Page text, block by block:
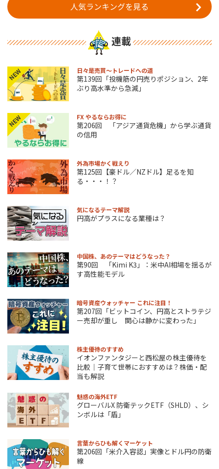
人気ランキングを見る
連載
NEW 日々是売買～トレードへの道
第139回「投機筋の円売りポジション、2年
ぶり高水準から急減」
NEW FX やるならお得に
第206回 「アジア通貨危機」から学ぶ通貨
の信用
外為市場かく戦えり
第125回【豪ドル／NZドル】足るを知
る・・・！？
気になるテーマ解説
円高がプラスになる業種は？
中国株、あのテーマはどうなった？
第90回 「Kimi K3」：米中AI相場を揺るが
す高性能モデル
暗号資産ウォッチャー これに注目！
第207回「ビットコイン、円高とストラテジ
ー売却が重し 関心は静かに変わった」
株主優待のすすめ
イオンファンタジーと西松屋の株主優待を
比較｜子育て世帯におすすめは？株価・配
当も解説
魅惑の海外ETF
グローバルX 防衛テックETF（SHLD）、シ
ンボルは「盾」
言葉からひも解くマーケット
第206回「米介入容認」実像とドル円の防衛
線